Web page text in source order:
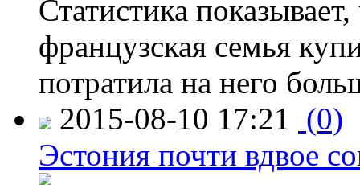
Статистика
французская семья
потратила на него
2015-08-10 17:21 (0)
Эстония почти вдвое